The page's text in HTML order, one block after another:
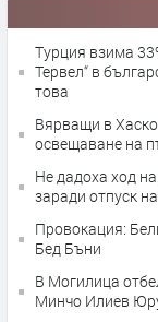
Турция взима
Тервел“ в
това
Вярващи в
освещаване на
Не дадоха ход
заради отпуск
Провокация:
Бед Бъни
В Могилица
Минчо Илиев